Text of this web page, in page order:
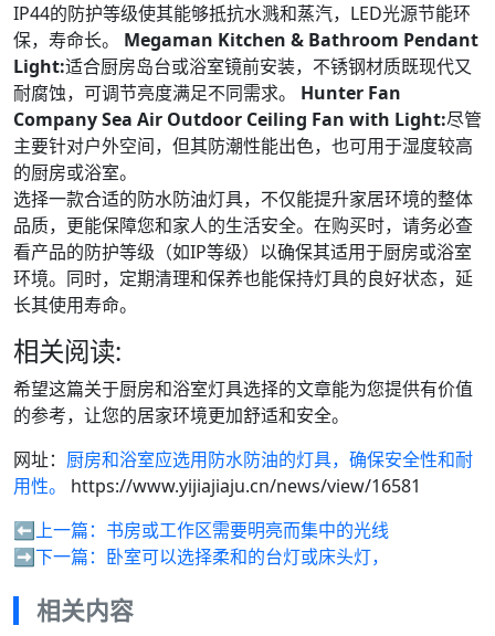
IP44的防护等级使其能够抵抗水溅和蒸汽，LED光源节能环
保，寿命长。 Megaman Kitchen & Bathroom Pendant
Light:适合厨房岛台或浴室镜前安装，不锈钢材质既现代又
耐腐蚀，可调节亮度满足不同需求。 Hunter Fan
Company Sea Air Outdoor Ceiling Fan with Light:尽管
主要针对户外空间，但其防潮性能出色，也可用于湿度较高
的厨房或浴室。
选择一款合适的防水防油灯具，不仅能提升家居环境的整体
品质，更能保障您和家人的生活安全。在购买时，请务必查
看产品的防护等级（如IP等级）以确保其适用于厨房或浴室
环境。同时，定期清理和保养也能保持灯具的良好状态，延
长其使用寿命。
相关阅读:
希望这篇关于厨房和浴室灯具选择的文章能为您提供有价值
的参考，让您的居家环境更加舒适和安全。
网址： 厨房和浴室应选用防水防油的灯具，确保安全性和耐
用性。
https://www.yijiajiaju.cn/news/view/16581
⬅️上一篇： 书房或工作区需要明亮而集中的光线
➡️下一篇： 卧室可以选择柔和的台灯或床头灯，
相关内容